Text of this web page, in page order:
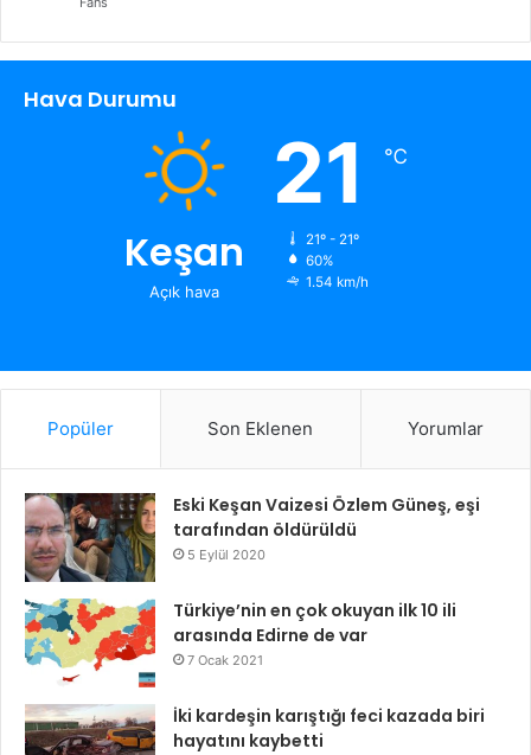
Hava Durumu
Keşan
Açık hava
21 ℃
21º - 21º
60%
1.54 km/h
Popüler Son Eklenen Yorumlar
Eski Keşan Vaizesi Özlem Güneş, eşi
tarafından öldürüldü
5 Eylül 2020
Türkiye’nin en çok okuyan ilk 10 ili
arasında Edirne de var
7 Ocak 2021
İki kardeşin karıştığı feci kazada biri
hayatını kaybetti